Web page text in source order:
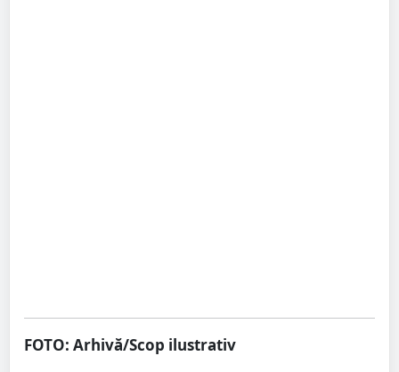
FOTO: Arhivă/Scop ilustrativ